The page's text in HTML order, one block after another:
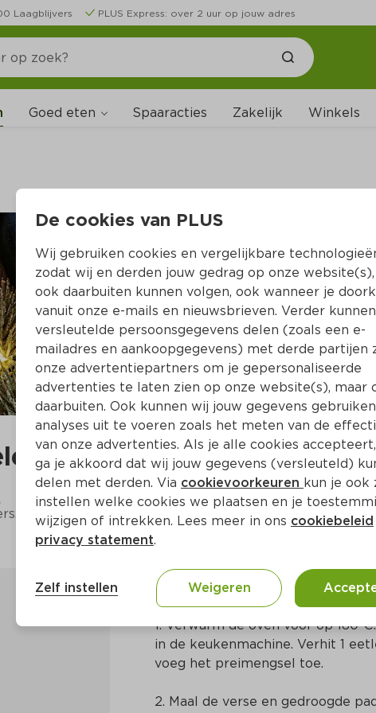
Laagblijvers PLUS Express: over 2 uur op jouw adres
Goed eten Spaaracties Zakelijk Winkels
cannelloni
Ca. 35 Min Europees
Bereidingswijze
1. Verwarm de oven voor op
in de keukenmachine. Verhit 1
voeg het preimengsel toe.
2. Maal de verse en gedroogde
De cookies van PLUS
Wij gebruiken cookies en vergelijkbare
zodat wij en derden jouw gedrag op onze
ook daarbuiten kunnen volgen, ook wanneer je
vanuit onze e-mails en nieuwsbrieven. Verder
versleutelde persoonsgegevens delen (zoals een e-
mailadres en aankoopgegevens) met derde partijen
onze advertentiepartners om je gepersonaliseerde
advertenties te laten zien op onze website(s), maar
daarbuiten. Ook kunnen wij jouw gegevens
analyses uit te voeren zoals het meten van de
van onze advertenties. Als je alle cookies
ga je akkoord dat wij jouw gegevens (versleuteld)
delen met derden. Via cookievoorkeuren kun je ook
instellen welke cookies we plaatsen en je
wijzigen of intrekken. Lees meer in ons cookiebeleid
privacy statement.
Zelf instellen Weigeren